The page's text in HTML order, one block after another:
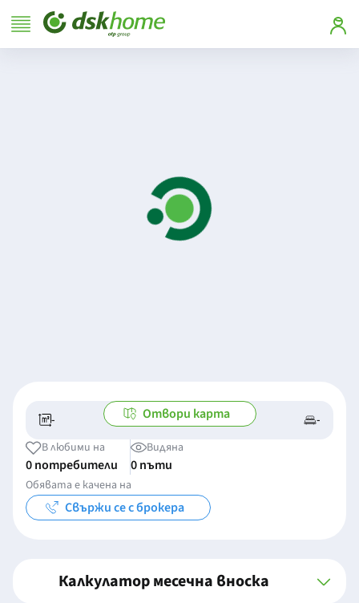
- -/- -
Отвори карта
В любими на
0 потребители
Видяна
0 пъти
Обявата е качена на
Свържи се с брокера
Калкулатор месечна вноска